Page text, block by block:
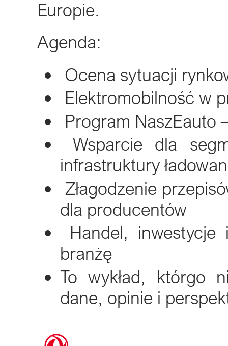
Europie.
Agenda:
Ocena sytuacji
Elektromobilność w
Program NaszEauto
Wsparcie dla
infrastruktury
Złagodzenie
dla producentów
Handel,
branżę
To wykład, którgo
dane, opinie i